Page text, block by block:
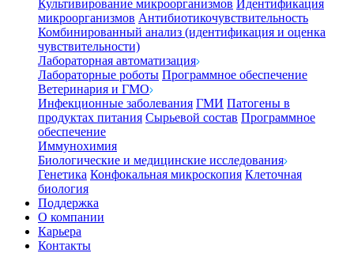
Культивирование микроорганизмов Идентификация
микроорганизмов Антибиотикочувствительность
Комбинированный анализ (идентификация и оценка
чувствительности)
Лабораторная автоматизация
Лабораторные роботы Программное обеспечение
Ветеринария и ГМО
Инфекционные заболевания ГМИ Патогены в
продуктах питания Сырьевой состав Программное
обеспечение
Иммунохимия
Биологические и медицинские исследования
Генетика Конфокальная микроскопия Клеточная
биология
Поддержка
О компании
Карьера
Контакты